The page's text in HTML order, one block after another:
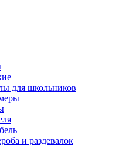
для школьников
и раздевалок